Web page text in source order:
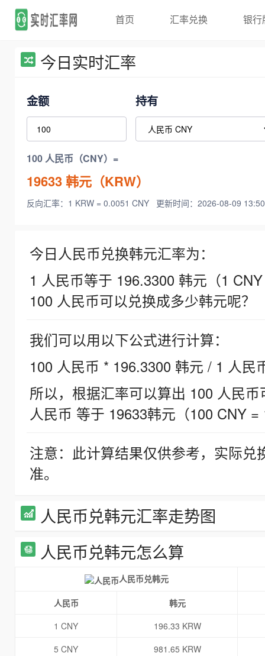
首页 汇率兑换 银行
今日实时汇率
金额 持有
100 人民币（CNY）=
19633韩元（KRW）
反向汇率：1 KRW = 0.0051 CNY 更新时间：2026-08-09
今日人民币兑换韩元汇率为：
1 人民币等于 196.3300 韩元（1
100 人民币可以兑换成多少韩元呢？
我们可以用以下公式进行计算：
100 人民币 * 196.3300 韩元 / 1 人民
所以，根据汇率可以算出 100 人民
人民币 等于 19633韩元（100 CNY =
注意：此计算结果仅供参考，实际
准。
人民币兑韩元汇率走势图
人民币兑韩元怎么算
人民币兑韩元
人民币
韩元
1 CNY
196.33 KRW
5 CNY
981.65 KRW